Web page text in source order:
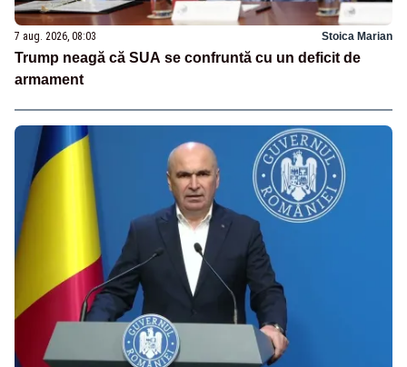
7 aug. 2026, 08:03 Stoica Marian
Trump neagă că SUA se confruntă cu un deficit de
armament